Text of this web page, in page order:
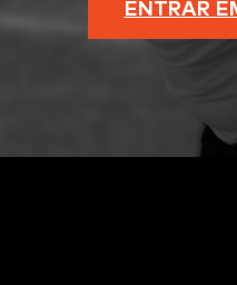
ENTRAR